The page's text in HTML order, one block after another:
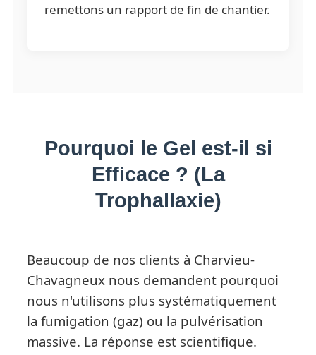
remettons un rapport de fin de chantier.
Pourquoi le Gel est-il si
Efficace ? (La
Trophallaxie)
Beaucoup de nos clients à Charvieu-
Chavagneux nous demandent pourquoi
nous n'utilisons plus systématiquement
la fumigation (gaz) ou la pulvérisation
massive. La réponse est scientifique.